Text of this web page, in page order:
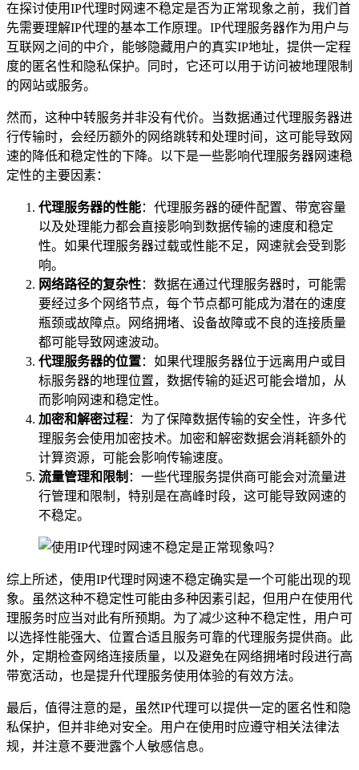
在探讨使用IP代理时网速不稳定是否为正常现象之前，我们首
先需要理解IP代理的基本工作原理。IP代理服务器作为用户与
互联网之间的中介，能够隐藏用户的真实IP地址，提供一定程
度的匿名性和隐私保护。同时，它还可以用于访问被地理限制
的网站或服务。
然而，这种中转服务并非没有代价。当数据通过代理服务器进
行传输时，会经历额外的网络跳转和处理时间，这可能导致网
速的降低和稳定性的下降。以下是一些影响代理服务器网速稳
定性的主要因素：
代理服务器的性能：代理服务器的硬件配置、带宽容量
以及处理能力都会直接影响到数据传输的速度和稳定
性。如果代理服务器过载或性能不足，网速就会受到影
响。
网络路径的复杂性：数据在通过代理服务器时，可能需
要经过多个网络节点，每个节点都可能成为潜在的速度
瓶颈或故障点。网络拥堵、设备故障或不良的连接质量
都可能导致网速波动。
代理服务器的位置：如果代理服务器位于远离用户或目
标服务器的地理位置，数据传输的延迟可能会增加，从
而影响网速和稳定性。
加密和解密过程：为了保障数据传输的安全性，许多代
理服务会使用加密技术。加密和解密数据会消耗额外的
计算资源，可能会影响传输速度。
流量管理和限制 ：一些代理服务提供商可能会对流量进
行管理和限制，特别是在高峰时段，这可能导致网速的
不稳定。
综上所述，使用IP代理时网速不稳定确实是一个可能出现的现
象。虽然这种不稳定性可能由多种因素引起，但用户在使用代
理服务时应当对此有所预期。为了减少这种不稳定性，用户可
以选择性能强大、位置合适且服务可靠的代理服务提供商。此
外，定期检查网络连接质量，以及避免在网络拥堵时段进行高
带宽活动，也是提升代理服务使用体验的有效方法。
最后，值得注意的是，虽然IP代理可以提供一定的匿名性和隐
私保护，但并非绝对安全。用户在使用时应遵守相关法律法
规，并注意不要泄露个人敏感信息。